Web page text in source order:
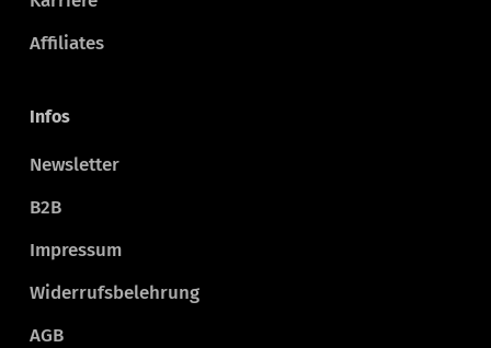
Affiliates
Infos
Newsletter
B2B
Impressum
Widerrufsbelehrung
AGB